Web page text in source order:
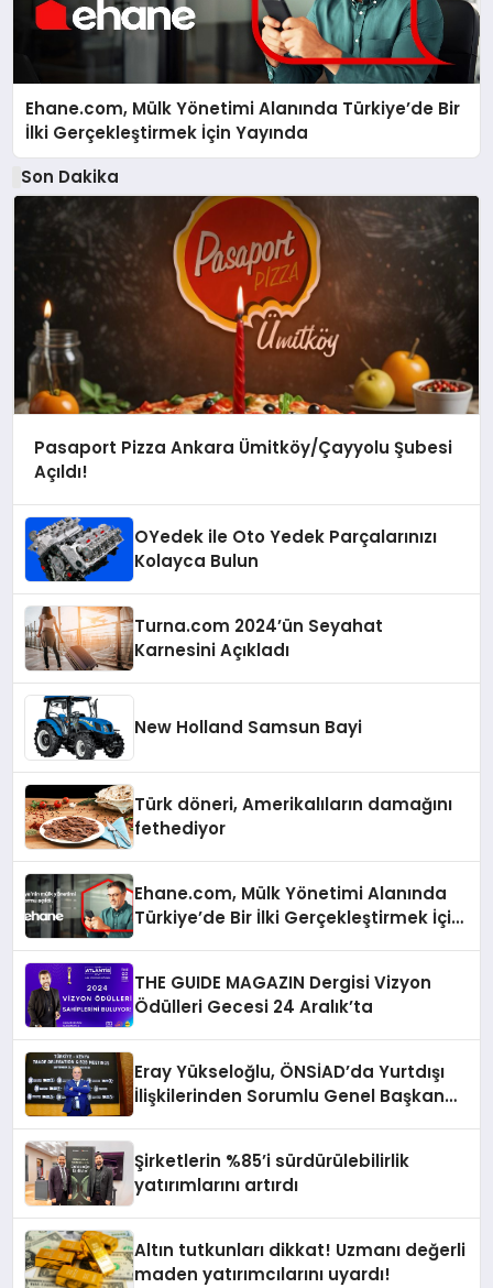
Ehane.com, Mülk Yönetimi Alanında Türkiye’de Bir
İlki Gerçekleştirmek İçin Yayında
Son Dakika
Pasaport Pizza Ankara Ümitköy/Çayyolu Şubesi
Açıldı!
OYedek ile Oto Yedek Parçalarınızı
Kolayca Bulun
Turna.com 2024’ün Seyahat
Karnesini Açıkladı
New Holland Samsun Bayi
Türk döneri, Amerikalıların damağını
fethediyor
Ehane.com, Mülk Yönetimi Alanında
Türkiye’de Bir İlki Gerçekleştirmek İçin
THE GUIDE MAGAZIN Dergisi Vizyon
Ödülleri Gecesi 24 Aralık’ta
Eray Yükseloğlu, ÖNSİAD’da Yurtdışı
İlişkilerinden Sorumlu Genel Başkan
Şirketlerin %85’i sürdürülebilirlik
yatırımlarını artırdı
Altın tutkunları dikkat! Uzmanı değerli
maden yatırımcılarını uyardı!